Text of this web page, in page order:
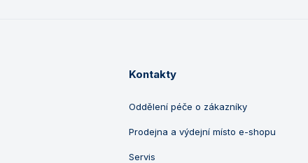
Kontakty
Oddělení péče o zákazníky
Prodejna a výdejní místo e-shopu
Servis